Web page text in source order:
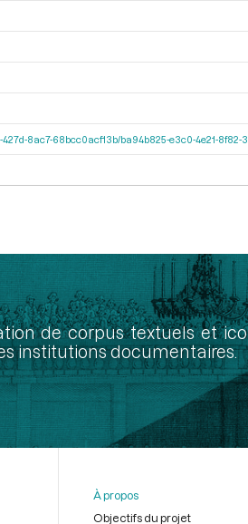
427d-8ac7-68bcc0acf13b/ba94b825-e3c0-4e21-
de corpus textuels et
institutions documentaires.
À propos
Objectifs du projet